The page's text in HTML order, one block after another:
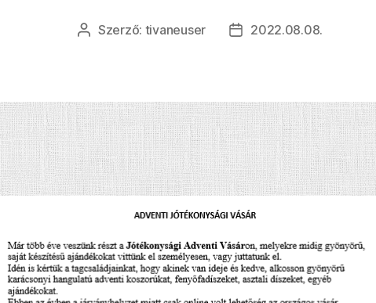
Bejegyzés
Szerző: tivaneuser
Bejegyzés
2022.08.08.